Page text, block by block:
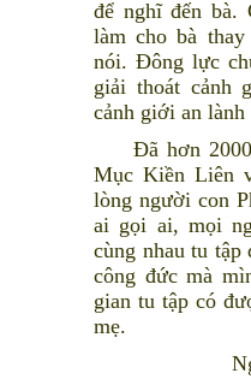
để nghĩ đến bà.
làm cho bà
nói. Đông lực
giải thoát cảnh
cảnh giới an
Đã hơn 2000
Mục Kiền Liên
lòng người con
ai gọi ai, mọi
cùng nhau tu tập
công đức mà
gian tu tập có
mẹ.